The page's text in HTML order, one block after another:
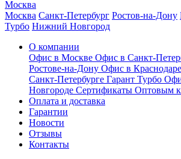
Москва
Москва Санкт-Петербург Ростов-на-Дону
Турбо Нижний Новгород
О компании
Офис в Москве Офис в Санкт-
Ростове-на-Дону Офис в Краснодаре
Санкт-Петербурге Гарант Турбо
Новгороде Сертификаты Оптовым
Оплата и доставка
Гарантии
Новости
Отзывы
Контакты